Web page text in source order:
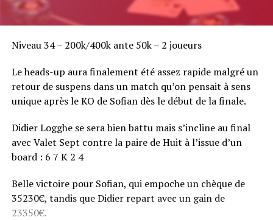
Niveau 34 – 200k/400k ante 50k – 2 joueurs
Le heads-up aura finalement été assez rapide malgré un
retour de suspens dans un match qu’on pensait à sens
unique après le KO de Sofian dès le début de la finale.
Didier Logghe se sera bien battu mais s’incline au final
avec Valet Sept contre la paire de Huit à l’issue d’un
board : 6 7 K 2 4
Belle victoire pour Sofian, qui empoche un chèque de
35230€, tandis que Didier repart avec un gain de
23350€.